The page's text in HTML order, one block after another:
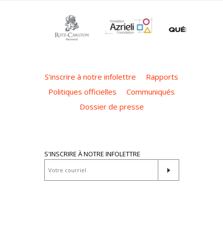
S’inscrire à notre infolettre
Rapports
Politiques officielles
Communiqués
Dossier de presse
S'INSCRIRE À NOTRE INFOLETTRE